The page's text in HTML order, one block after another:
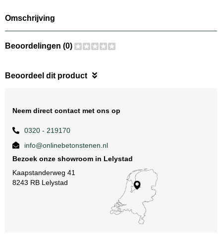
Omschrijving
Beoordelingen (0)
Beoordeel dit product
Neem direct contact met ons op
0320 - 219170
info@onlinebetonstenen.nl
Bezoek onze showroom in Lelystad
Kaapstanderweg 41
8243 RB Lelystad